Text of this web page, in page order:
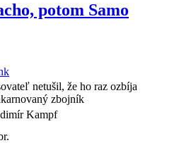
potom Samo
netušil, že ho raz ozbíja
zbojník
Kampf